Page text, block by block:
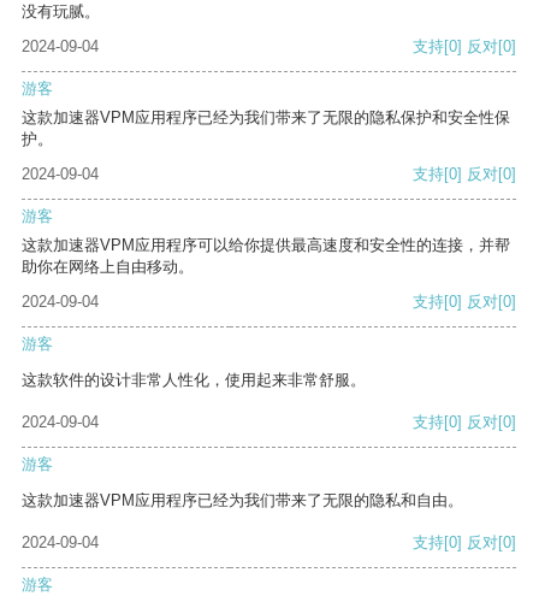
没有玩腻。
2024-09-04
支持[0] 反对[0]
游客
这款加速器VPM应用程序已经为我们带来了无限的隐私保护和安全性保
护。
2024-09-04
支持[0] 反对[0]
游客
这款加速器VPM应用程序可以给你提供最高速度和安全性的连接，并帮
助你在网络上自由移动。
2024-09-04
支持[0] 反对[0]
游客
这款软件的设计非常人性化，使用起来非常舒服。
2024-09-04 支持[0] 反对[0]
游客
这款加速器VPM应用程序已经为我们带来了无限的隐私和自由。
2024-09-04 支持[0] 反对[0]
游客